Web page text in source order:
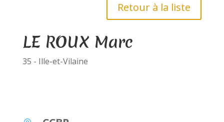
Retour à la liste
LE ROUX Marc
35 - Ille-et-Vilaine